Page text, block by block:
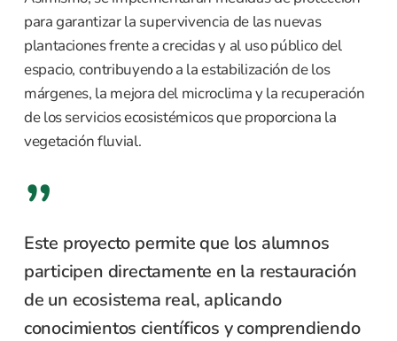
para garantizar la supervivencia de las nuevas
plantaciones frente a crecidas y al uso público del
espacio, contribuyendo a la estabilización de los
márgenes, la mejora del microclima y la recuperación
de los servicios ecosistémicos que proporciona la
vegetación fluvial.
”
Este proyecto permite que los alumnos
participen directamente en la restauración
de un ecosistema real, aplicando
conocimientos científicos y comprendiendo